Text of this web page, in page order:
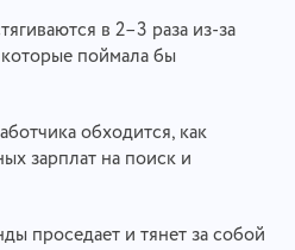
в 2–3 раза из-за
поймала бы
обходится, как
зарплат на поиск и
проседает и тянет за собой